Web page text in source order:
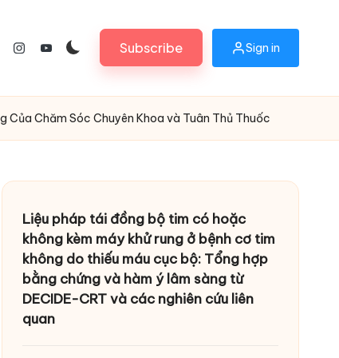
instagram.com
youtube.comSubscribe Sign in
Của Chăm Sóc Chuyên Khoa và Tuân Thủ Thuốc
Liệu pháp tái đồng bộ tim có hoặc
không kèm máy khử rung ở bệnh cơ tim
không do thiếu máu cục bộ: Tổng hợp
bằng chứng và hàm ý lâm sàng từ
DECIDE-CRT và các nghiên cứu liên
quan